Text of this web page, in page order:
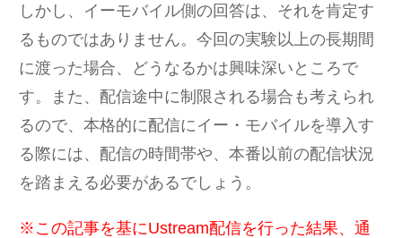
しかし、イーモバイル側の回答は、それを肯定す
るものではありません。今回の実験以上の長期間
に渡った場合、どうなるかは興味深いところで
す。また、配信途中に制限される場合も考えられ
るので、本格的に配信にイー・モバイルを導入す
る際には、配信の時間帯や、本番以前の配信状況
を踏まえる必要があるでしょう。
※この記事を基にUstream配信を行った結果、通